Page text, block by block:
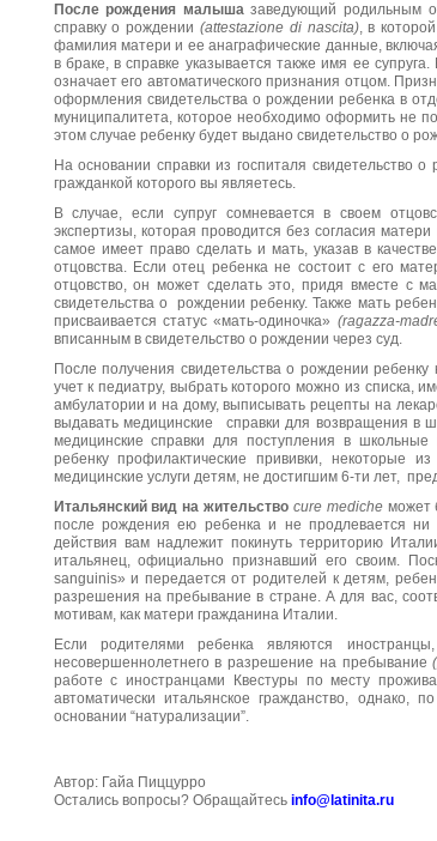
После рождения малышазаведующий родильным
справку о рождении (attestazione di nascita), в
фамилия матери и ее анаграфические данные,
в браке, в справке указывается также имя ее
означает его автоматического признания отцом.
оформления свидетельства о рождении ребенка в
муниципалитета, которое необходимо оформить не
этом случае ребенку будет выдано свидетельство о
На основании справки из госпиталя свидетельство
гражданкой которого вы являетесь.
В случае, если супруг сомневается в своем
экспертизы, которая проводится без согласия
самое имеет право сделать и мать, указав в
отцовства. Если отец ребенка не состоит с его
отцовство, он может сделать это, придя вместе с
свидетельства о рождении ребенку. Также мать
присваивается статус «мать-одиночка» (ragazza-
вписанным в свидетельство о рождении через суд.
После получения свидетельства о рождении
учет к педиатру, выбрать которого можно из списка,
амбулатории и на дому, выписывать рецепты на
выдавать медицинские справки для возвращения в
медицинские справки для поступления в
ребенку профилактические прививки,
медицинские услуги детям, не достигшим 6-ти лет,
Итальянский вид на жительство cure mediche может
после рождения ею ребенка и не продлевается ни
действия вам надлежит покинуть территорию
итальянец, официально признавший его своим.
sanguinis» и передается от родителей к детям,
разрешения на пребывание в стране. А для вас,
мотивам, как матери гражданина Италии.
Если родителями ребенка являются
несовершеннолетнего в разрешение на пребывание
работе с иностранцами Квестуры по месту
автоматически итальянское гражданство,
основании “натурализации”.
Автор: Гайа Пиццурро
Остались вопросы? Обращайтесь info@latinita.ru